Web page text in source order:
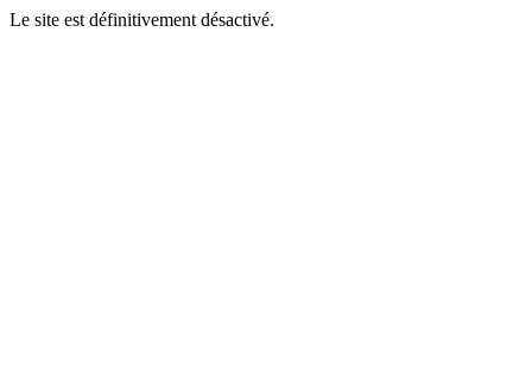
Le site est définitivement désactivé.